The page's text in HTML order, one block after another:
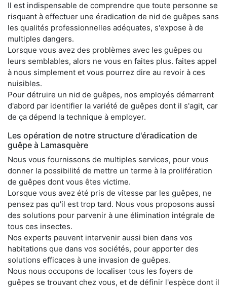
Il est indispensable de comprendre que toute personne se
risquant à effectuer une éradication de nid de guêpes sans
les qualités professionnelles adéquates, s'expose à de
multiples dangers.
Lorsque vous avez des problèmes avec les guêpes ou
leurs semblables, alors ne vous en faites plus. faites appel
à nous simplement et vous pourrez dire au revoir à ces
nuisibles.
Pour détruire un nid de guêpes, nos employés démarrent
d'abord par identifier la variété de guêpes dont il s'agit, car
de ça dépend la technique à employer.
Les opération de notre structure d'éradication de
guêpe à Lamasquère
Nous vous fournissons de multiples services, pour vous
donner la possibilité de mettre un terme à la prolifération
de guêpes dont vous êtes victime.
Lorsque vous avez été pris de vitesse par les guêpes, ne
pensez pas qu'il est trop tard. Nous vous proposons aussi
des solutions pour parvenir à une élimination intégrale de
tous ces insectes.
Nos experts peuvent intervenir aussi bien dans vos
habitations que dans vos sociétés, pour apporter des
solutions efficaces à une invasion de guêpes.
Nous nous occupons de localiser tous les foyers de
guêpes se trouvant chez vous, et de définir l'espèce dont il